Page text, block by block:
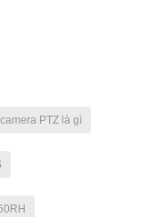
camera PTZ là gì